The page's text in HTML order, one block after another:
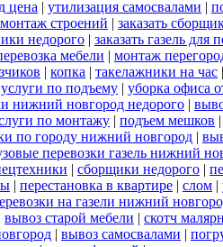
цена | утилизация самосвалами |
строений | заказать
недорого | заказать газель
мебели | монтаж
| копка | такелажники на час
услуги по подъему | уборка офиса
нижний новгород недорого |
по монтажу | подъем мешков
по городу нижний новгород |
перевозки газель нижний
| сборщики недорого |
| перестановка в квартире | слом |
на газели нижний
вывоз старой мебели | скотч
| вывоз самосвалами |